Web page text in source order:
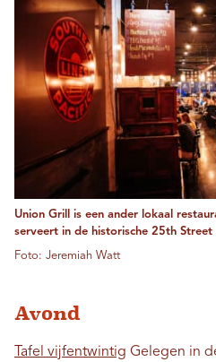
Union Grill is een ander lokaal
serveert in de historische 25th Street
Foto: Jeremiah Watt
Avond
Tafel vijfentwintig Gelegen in